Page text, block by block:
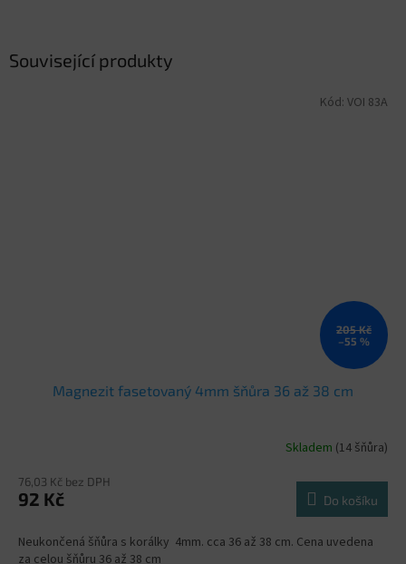
Související produkty
205 Kč
–55 %
Magnezit fasetovaný 4mm šňůra 36 až 38 cm
Skladem (14 šňůra)
76,03 Kč bez DPH
92 Kč Do košíku
Neukončená šňůra s korálky 4mm. cca 36 až 38 cm. Cena uvedena
za celou šňůru 36 až 38 cm
Kód: VOI 83A